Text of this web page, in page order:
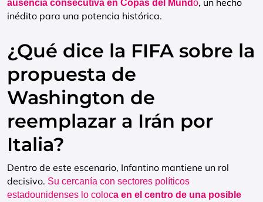
ausencia consecutiva en Copas del Mundo, un hecho
inédito para una potencia histórica.
¿Qué dice la FIFA sobre la
propuesta de
Washington de
reemplazar a Irán por
Italia?
Dentro de este escenario, Infantino mantiene un rol
decisivo. Su cercanía con sectores políticos
estadounidenses lo coloca en el centro de una posible